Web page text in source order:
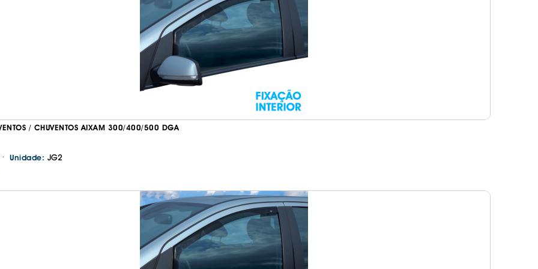
ALCATIFA
BORRACHA
BORRACHA/ CHUVENTOS AIXAM 300/400/500 DGA
· Unidade: JG2